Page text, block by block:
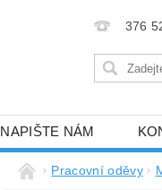
376
NAPIŠTE NÁM
Pracovní oděvy